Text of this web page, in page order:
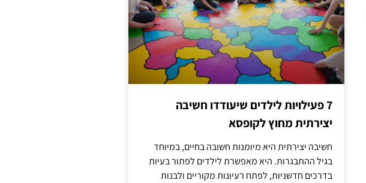
7 פעילויות לילדים שיעודדו חשיבה
יצירתית מחוץ לקופסא
חשיבה יצירתית היא מיומנות חשובה בחיים, במיוחד
בגיל ההתבגרות. היא מאפשרת לילדים לפתור בעיות
בדרכים חדשניות, לפתח רעיונות מקוריים ולבנות